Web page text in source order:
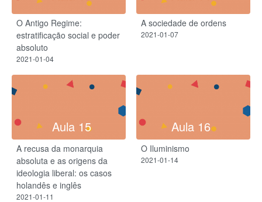
O Antigo Regime:
estratificação social e poder
absoluto
2021-01-04
A sociedade de ordens
2021-01-07
Aula 15
A recusa da monarquia
absoluta e as origens da
ideologia liberal: os casos
holandês e inglês
2021-01-11
Aula 16
O Iluminismo
2021-01-14